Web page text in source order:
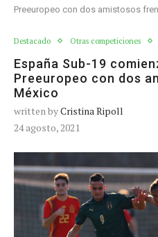
Preeuropeo con dos amistosos
Destacado Otras competiciones
España Sub-19
Preeuropeo con dos
México
written byCristina Ripoll
24 agosto, 2021